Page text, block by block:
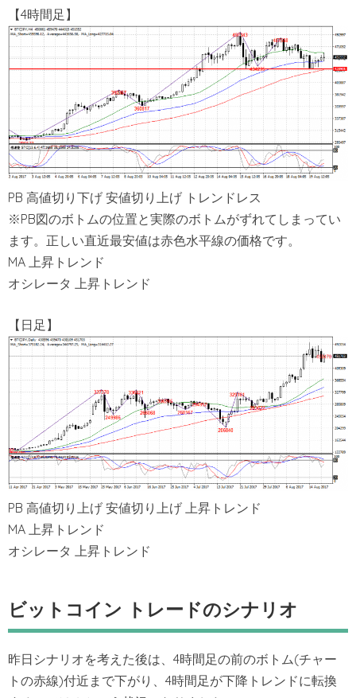
【4時間足】
PB 高値切り下げ 安値切り上げ トレンドレス
※PB図のボトムの位置と実際のボトムがずれてしまってい
ます。正しい直近最安値は赤色水平線の価格です。
MA 上昇トレンド
オシレータ 上昇トレンド
【日足】
PB 高値切り上げ 安値切り上げ 上昇トレンド
MA 上昇トレンド
オシレータ 上昇トレンド
ビットコイン トレードのシナリオ
昨日シナリオを考えた後は、4時間足の前のボトム(チャー
トの赤線)付近まで下がり、4時間足が下降トレンドに転換